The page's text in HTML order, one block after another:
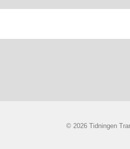
© 2026 Tidningen